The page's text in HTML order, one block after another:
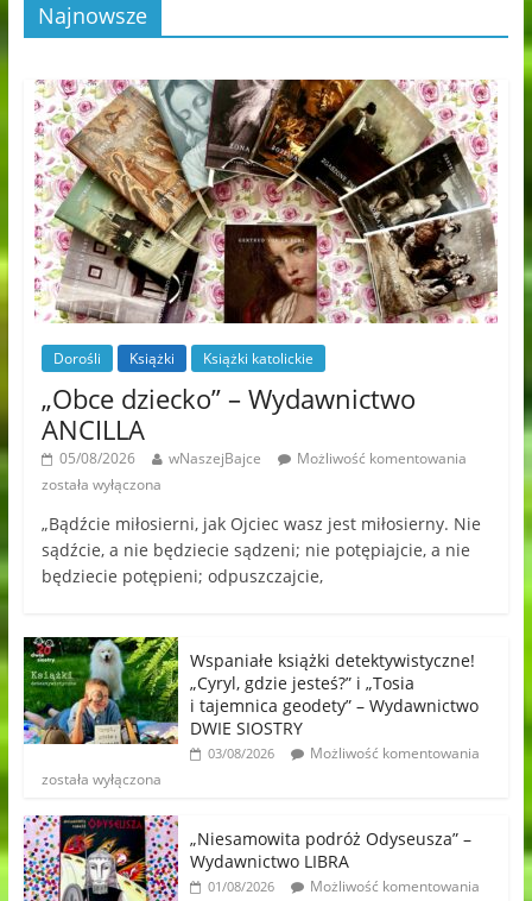
Najnowsze
Dorośli Książki Książki katolickie
„Obce dziecko” – Wydawnictwo
ANCILLA
05/08/2026 wNaszejBajce
Możliwość komentowania
została wyłączona
„Bądźcie miłosierni, jak Ojciec wasz jest miłosierny. Nie
sądźcie, a nie będziecie sądzeni; nie potępiajcie, a nie
będziecie potępieni; odpuszczajcie,
Wspaniałe książki detektywistyczne!
„Cyryl, gdzie jesteś?” i „Tosia
i tajemnica geodety” – Wydawnictwo
DWIE SIOSTRY
03/08/2026
Możliwość komentowania
została wyłączona
„Niesamowita podróż Odyseusza” –
Wydawnictwo LIBRA
01/08/2026
Możliwość komentowania